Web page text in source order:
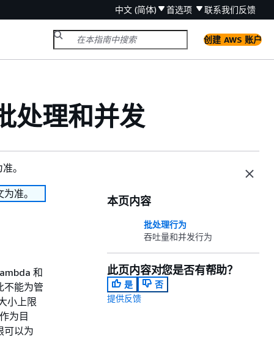
中文 (简体) 首选项 联系我们反馈
创建 AWS 账户
处理和并发
。
准。
和
不能为管
小上限
为目
可以为
本页内容
批处理行为
吞吐量和并发行为
此页内容对您是否有帮助？
是
否
提供反馈